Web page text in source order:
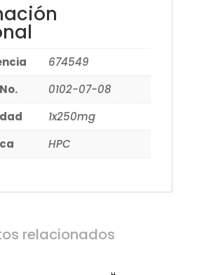
674549
0102-07-08
1x250mg
HPC
relacionados